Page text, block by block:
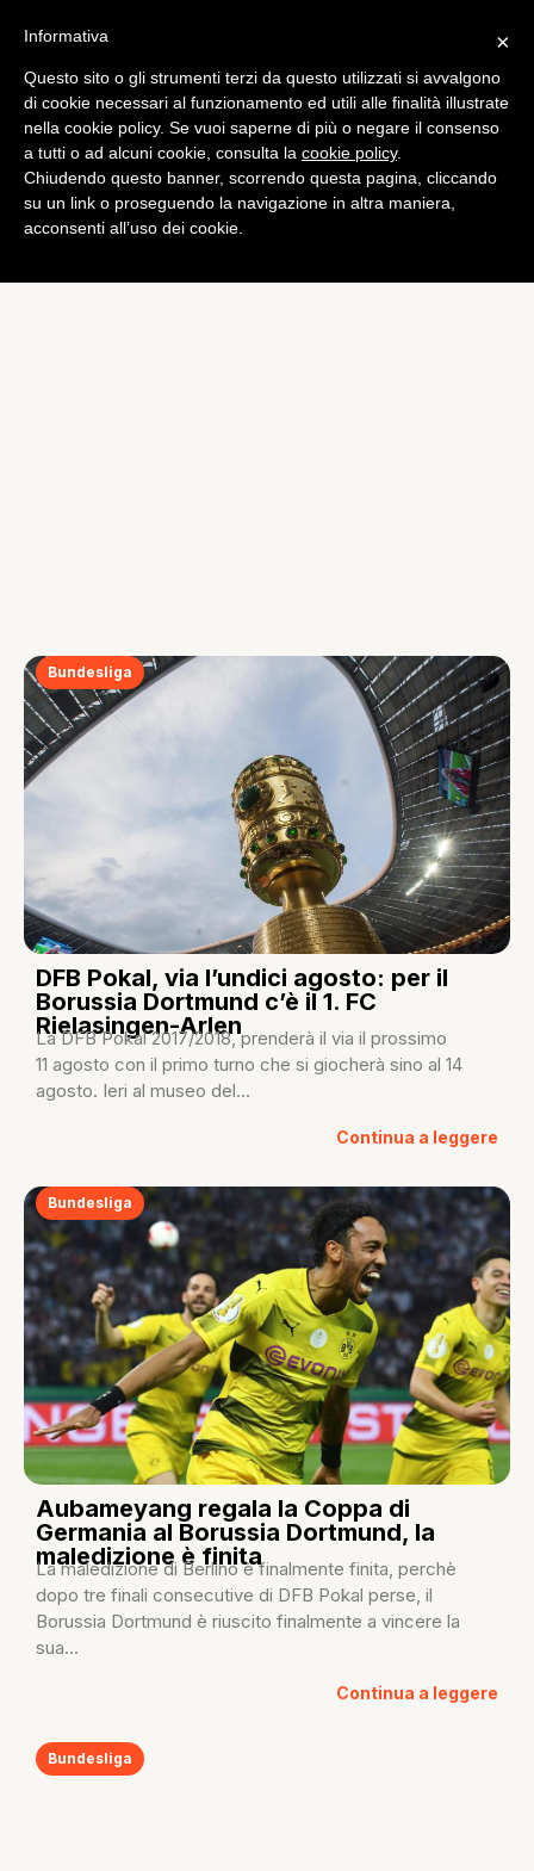
Bundesliga
DFB Pokal, via l’undici agosto: per il
Borussia Dortmund c’è il 1. FC
Rielasingen-Arlen
La DFB Pokal 2017/2018, prenderà il via il prossimo
11 agosto con il primo turno che si giocherà sino al 14
agosto. Ieri al museo del...
Continua a leggere
Bundesliga
Aubameyang regala la Coppa di
Germania al Borussia Dortmund, la
maledizione è finita
La maledizione di Berlino è finalmente finita, perchè
dopo tre finali consecutive di DFB Pokal perse, il
Borussia Dortmund è riuscito finalmente a vincere la
sua...
Continua a leggere
Bundesliga
×
Informativa
Questo sito o gli strumenti terzi da questo utilizzati si avvalgono
di cookie necessari al funzionamento ed utili alle finalità illustrate
nella cookie policy. Se vuoi saperne di più o negare il consenso
a tutti o ad alcuni cookie, consulta la cookie policy.
Chiudendo questo banner, scorrendo questa pagina, cliccando
su un link o proseguendo la navigazione in altra maniera,
acconsenti all’uso dei cookie.